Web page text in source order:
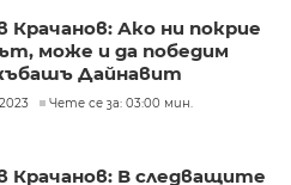
Крачанов: Ако ни покрие
може и да победим
Дайнавит
Чете се за: 03:00 мин.
Крачанов: В следващите